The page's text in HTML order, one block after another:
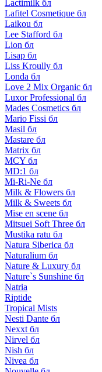
Lactimilk бл
Lafitel Cosmetique бл
Laikou бл
Lee Stafford бл
Lion бл
Lisap бл
Liss Kroully бл
Londa бл
Love 2 Mix Organic бл
Luxor Professional бл
Mades Cosmetics бл
Mario Fissi бл
Masil бл
Mastare бл
Matrix бл
MCY бл
MD:1 бл
Mi-Ri-Ne бл
Milk & Flowers бл
Milk & Sweets бл
Mise en scene бл
Mitsuei Soft Three бл
Mustika ratu бл
Natura Siberica бл
Naturalium бл
Nature & Luxury бл
Nature`s Sunshine бл
Natria
Riptide
Tropical Mists
Nesti Dante бл
Nexxt бл
Nirvel бл
Nish бл
Nivea бл